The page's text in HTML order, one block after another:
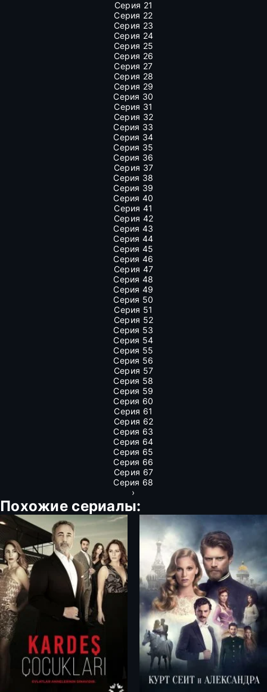
Серия 21
Серия 22
Серия 23
Серия 24
Серия 25
Серия 26
Серия 27
Серия 28
Серия 29
Серия 30
Серия 31
Серия 32
Серия 33
Серия 34
Серия 35
Серия 36
Серия 37
Серия 38
Серия 39
Серия 40
Серия 41
Серия 42
Серия 43
Серия 44
Серия 45
Серия 46
Серия 47
Серия 48
Серия 49
Серия 50
Серия 51
Серия 52
Серия 53
Серия 54
Серия 55
Серия 56
Серия 57
Серия 58
Серия 59
Серия 60
Серия 61
Серия 62
Серия 63
Серия 64
Серия 65
Серия 66
Серия 67
Серия 68
›
Похожие сериалы: